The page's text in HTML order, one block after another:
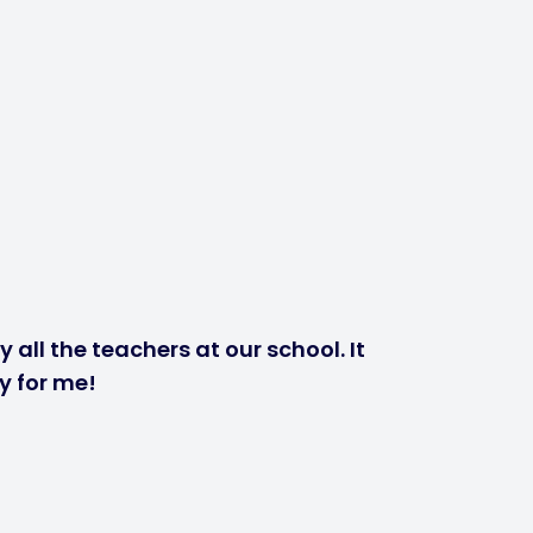
all the teachers at our school. It
for me!